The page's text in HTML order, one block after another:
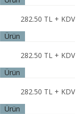
282.50 TL + KDV
Ürün
282.50 TL + KDV
Ürün
282.50 TL + KDV
Ürün